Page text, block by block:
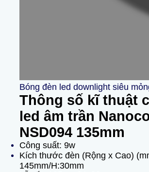
Bóng đèn led downlight siêu
Thông số kĩ thuật
led âm trần
NSD094 135mm
Công suất: 9w
Kích thước đèn (Rộng x Cao)
145mm/H:30mm